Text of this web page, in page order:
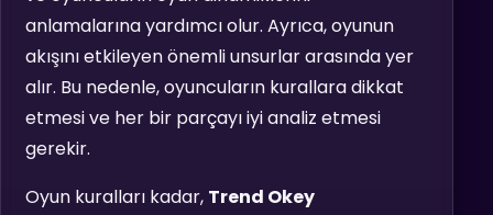
anlamalarına yardımcı olur. Ayrıca, oyunun
akışını etkileyen önemli unsurlar arasında yer
alır. Bu nedenle, oyuncuların kurallara dikkat
etmesi ve her bir parçayı iyi analiz etmesi
gerekir.
Oyun kuralları kadar, Trend Okey